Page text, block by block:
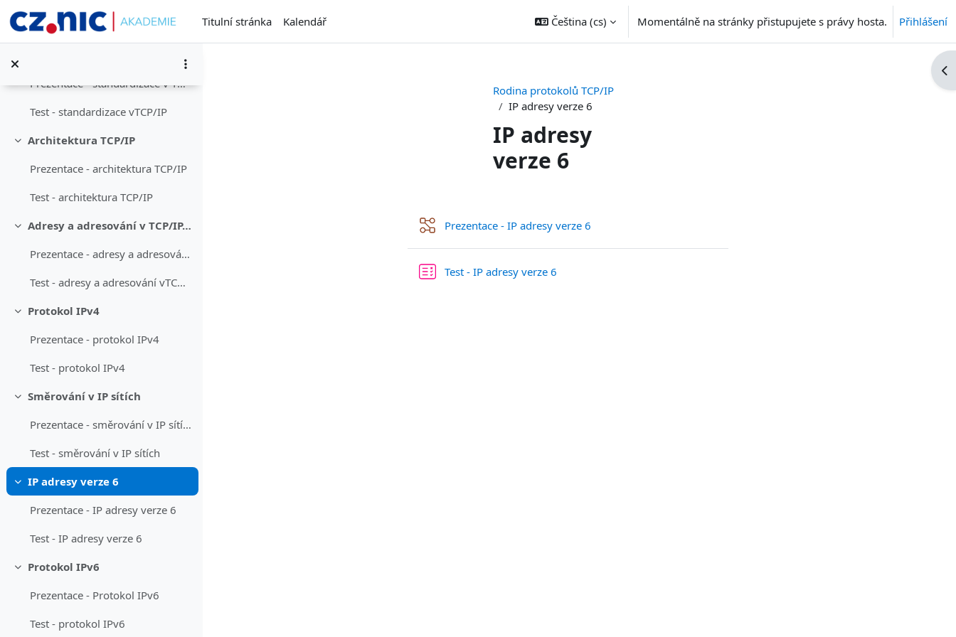
Titulní stránka
Kalendář Čeština ‎(cs)‎ Momentálně na stránky přistupujete s právy hosta. Přihlášení
Test - vznik TCP/IP
Sbalit
Prezentace - standardizace v TCP/IP
Test - standardizace vTCP/IP
Sbalit
Architektura TCP/IP
Prezentace - architektura TCP/IP
Test - architektura TCP/IP
Sbalit
Adresy a adresování v TCP/IP, IP adresy verze 4
Prezentace - adresy a adresování v TCP/IP
Test - adresy a adresování vTCP/IP
Sbalit
Protokol IPv4
Prezentace - protokol IPv4
Test - protokol IPv4
Sbalit
Směrování v IP sítích
Prezentace - směrování v IP sítích
Test - směrování v IP sítích
Sbalit
IP adresy verze 6
Prezentace - IP adresy verze 6
Test - IP adresy verze 6
Sbalit
Protokol IPv6
Prezentace - Protokol IPv6
Test - protokol IPv6
Rodina protokolů TCP/IP
IP adresy verze 6
IP adresy
verze 6
Prezentace - IP adresy verze 6Přednáška
Test - IP adresy verze 6